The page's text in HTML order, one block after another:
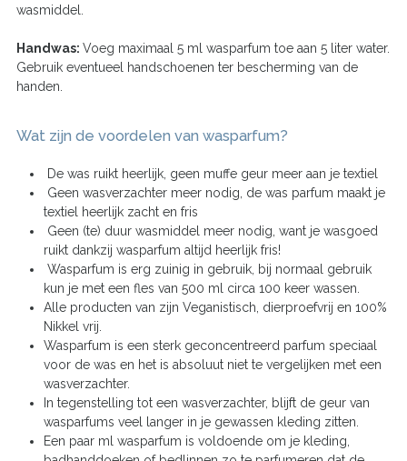
wasmiddel.
Handwas: Voeg maximaal 5 ml wasparfum toe aan 5 liter water.
Gebruik eventueel handschoenen ter bescherming van de
handen.
Wat zijn de voordelen van wasparfum?
De was ruikt heerlijk, geen muffe geur meer aan je textiel
Geen wasverzachter meer nodig, de was parfum maakt je
textiel heerlijk zacht en fris
Geen (te) duur wasmiddel meer nodig, want je wasgoed
ruikt dankzij wasparfum altijd heerlijk fris!
Wasparfum is erg zuinig in gebruik, bij normaal gebruik
kun je met een fles van 500 ml circa 100 keer wassen.
Alle producten van zijn Veganistisch, dierproefvrij en 100%
Nikkel vrij.
Wasparfum is een sterk geconcentreerd parfum speciaal
voor de was en het is absoluut niet te vergelijken met een
wasverzachter.
In tegenstelling tot een wasverzachter, blijft de geur van
wasparfums veel langer in je gewassen kleding zitten.
Een paar ml wasparfum is voldoende om je kleding,